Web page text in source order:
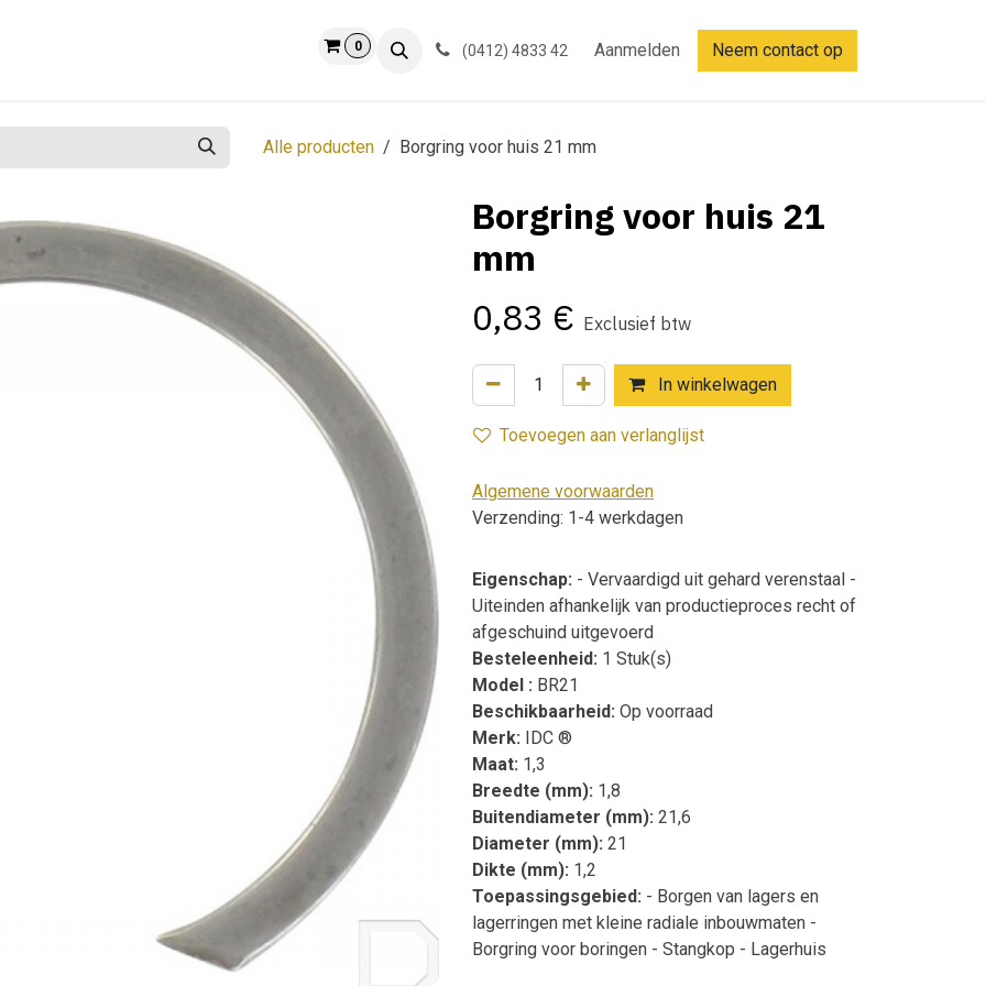
0 (0412) 4833 42 Aanmelden Neem contact op
Alle producten Borgring voor huis 21 mm
Borgring voor huis 21
mm
0,83 € Exclusief btw
In winkelwagen
Toevoegen aan verlanglijst
Algemene voorwaarden
Verzending: 1-4 werkdagen
Eigenschap: - Vervaardigd uit gehard verenstaal -
Uiteinden afhankelijk van productieproces recht of
afgeschuind uitgevoerd
Besteleenheid: 1 Stuk(s)
Model : BR21
Beschikbaarheid: Op voorraad
Merk: IDC ®
Maat: 1,3
Breedte (mm): 1,8
Buitendiameter (mm): 21,6
Diameter (mm): 21
Dikte (mm): 1,2
Toepassingsgebied: - Borgen van lagers en
lagerringen met kleine radiale inbouwmaten -
Borgring voor boringen - Stangkop - Lagerhuis